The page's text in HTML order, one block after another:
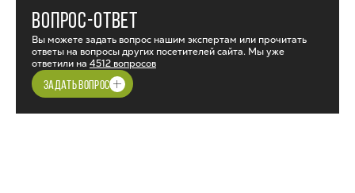
ВОПРОС-ОТВЕТ
Вы можете задать вопрос нашим экспертам или прочитать
ответы на вопросы других посетителей сайта. Мы уже
ответили на 4512 вопросов
ЗАДАТЬ ВОПРОС